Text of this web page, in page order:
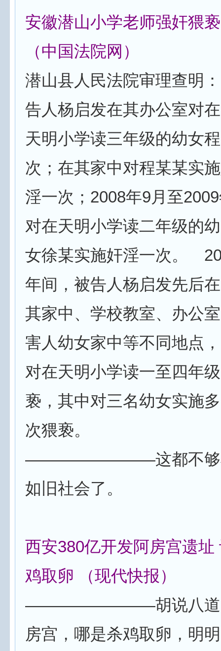
安徽潜山小学老师强奸猥
（中国法院网）
潜山县人民法院审理查明
告人杨启发在其办公室对在
天明小学读三年级的幼女
次；在其家中对程某某实
淫一次；2008年9月至
对在天明小学读二年级的幼
女徐某实施奸淫一次。
年间，被告人杨启发先后在
其家中、学校教室、办公
害人幼女家中等不同地点，
对在天明小学读一至四年
亵，其中对三名幼女实施多
次猥亵。
————————这都不够枪
如旧社会了。
西安380亿开发阿房宫遗
鸡取卵 （现代快报）
————————胡说八道。
房宫，哪是杀鸡取卵，明明